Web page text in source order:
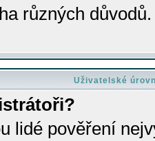
různých důvodů.
Uživatelské
lidé pověření